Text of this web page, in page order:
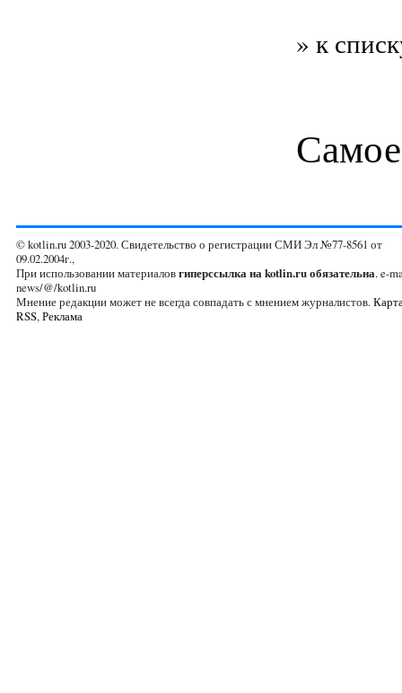
» к
© kotlin.ru 2003-2020. Свидетельство о регистрации СМИ Эл №77-8561 от
09.02.2004г.,
При использовании материаловгиперссылка на kotlin.ru обязательна. e-
news/@/kotlin.ru
Мнение редакции может не всегда совпадать с мнением журналистов.
RSS,Реклама